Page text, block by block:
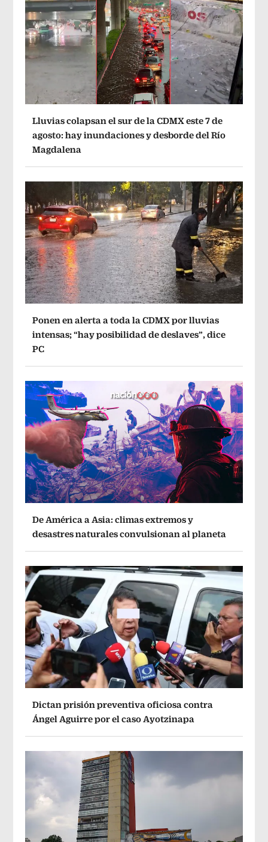
Lluvias colapsan el sur de la CDMX este 7 de
agosto: hay inundaciones y desborde del Río
Magdalena
Ponen en alerta a toda la CDMX por lluvias
intensas; “hay posibilidad de deslaves”, dice
PC
De América a Asia: climas extremos y
desastres naturales convulsionan al planeta
Dictan prisión preventiva oficiosa contra
Ángel Aguirre por el caso Ayotzinapa